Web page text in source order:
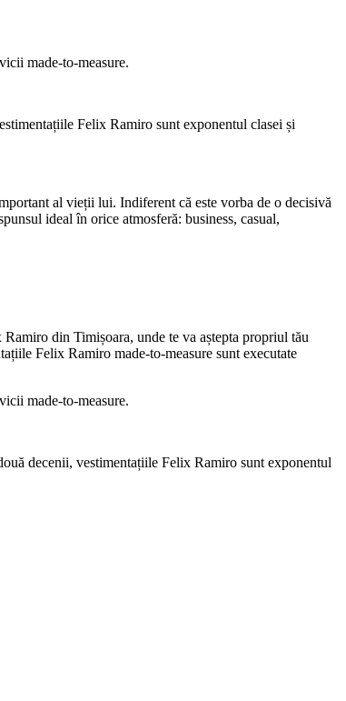
made-to-measure.
Felix Ramiro sunt exponentul clasei și
al vieții lui. Indiferent că este vorba de o decisivă
ideal în orice atmosferă: business, casual,
din Timișoara, unde te va aștepta propriul tău
Felix Ramiro made-to-measure sunt executate
made-to-measure.
decenii, vestimentațiile Felix Ramiro sunt exponentul